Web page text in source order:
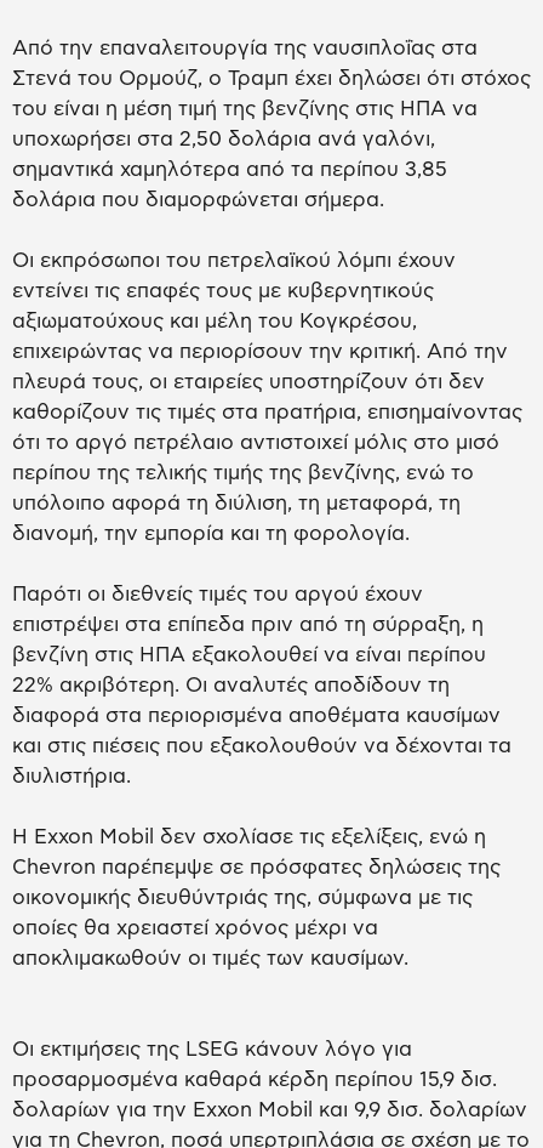
Από την επαναλειτουργία της ναυσιπλοΐας στα
Στενά του Ορμούζ, ο Τραμπ έχει δηλώσει ότι στόχος
του είναι η μέση τιμή της βενζίνης στις ΗΠΑ να
υποχωρήσει στα 2,50 δολάρια ανά γαλόνι,
σημαντικά χαμηλότερα από τα περίπου 3,85
δολάρια που διαμορφώνεται σήμερα.
Οι εκπρόσωποι του πετρελαϊκού λόμπι έχουν
εντείνει τις επαφές τους με κυβερνητικούς
αξιωματούχους και μέλη του Κογκρέσου,
επιχειρώντας να περιορίσουν την κριτική. Από την
πλευρά τους, οι εταιρείες υποστηρίζουν ότι δεν
καθορίζουν τις τιμές στα πρατήρια, επισημαίνοντας
ότι το αργό πετρέλαιο αντιστοιχεί μόλις στο μισό
περίπου της τελικής τιμής της βενζίνης, ενώ το
υπόλοιπο αφορά τη διύλιση, τη μεταφορά, τη
διανομή, την εμπορία και τη φορολογία.
Παρότι οι διεθνείς τιμές του αργού έχουν
επιστρέψει στα επίπεδα πριν από τη σύρραξη, η
βενζίνη στις ΗΠΑ εξακολουθεί να είναι περίπου
22% ακριβότερη. Οι αναλυτές αποδίδουν τη
διαφορά στα περιορισμένα αποθέματα καυσίμων
και στις πιέσεις που εξακολουθούν να δέχονται τα
διυλιστήρια.
Η Exxon Mobil δεν σχολίασε τις εξελίξεις, ενώ η
Chevron παρέπεμψε σε πρόσφατες δηλώσεις της
οικονομικής διευθύντριάς της, σύμφωνα με τις
οποίες θα χρειαστεί χρόνος μέχρι να
αποκλιμακωθούν οι τιμές των καυσίμων.
Οι εκτιμήσεις της LSEG κάνουν λόγο για
προσαρμοσμένα καθαρά κέρδη περίπου 15,9 δισ.
δολαρίων για την Exxon Mobil και 9,9 δισ. δολαρίων
για τη Chevron, ποσά υπερτριπλάσια σε σχέση με το